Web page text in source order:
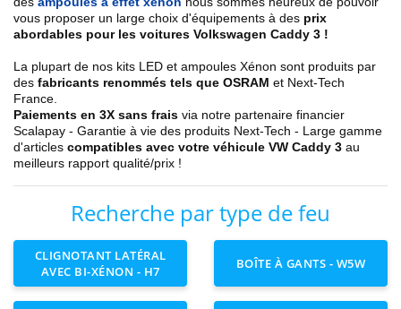
vous proposer un large choix d'équipements à des prix
abordables pour les voitures Volkswagen Caddy 3 !
La plupart de nos kits LED et ampoules Xénon sont produits par
des fabricants renommés tels que OSRAM et Next-Tech
France.
Paiements en 3X sans frais via notre partenaire financier
Scalapay - Garantie à vie des produits Next-Tech - Large gamme
d'articles compatibles avec votre véhicule VW Caddy 3 au
meilleurs rapport qualité/prix !
Recherche par type de feu
CLIGNOTANT LATÉRAL
AVEC BI-XÉNON - H7
BOÎTE À GANTS - W5W